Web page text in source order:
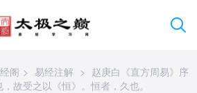
阁 > 易经注解 > 赵庚白《直方周易》序
故受之以《恒》。恒者，久也。